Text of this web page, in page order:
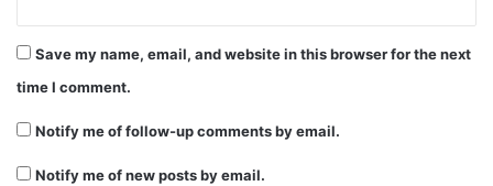
Save my name, email, and website in this browser for the next
time I comment.
Notify me of follow-up comments by email.
Notify me of new posts by email.